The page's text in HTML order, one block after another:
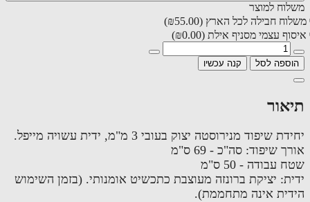
למוצר
חבילה לכל הארץ(₪55.00)
עצמי מסניף אילת(₪0.00)
לסל קנה עכשיו
שיפוד מנירוסטה יצוק בעובי 3 מ"מ,
ידית עשויה מייפל.
שיפוד: סה"כ - 69 ס"מ
עבודה - 50 ס"מ
יציקת ברונזה מעוצבת כתכשיט אומנותי. (בזמן השימוש
אינה מתחממת).